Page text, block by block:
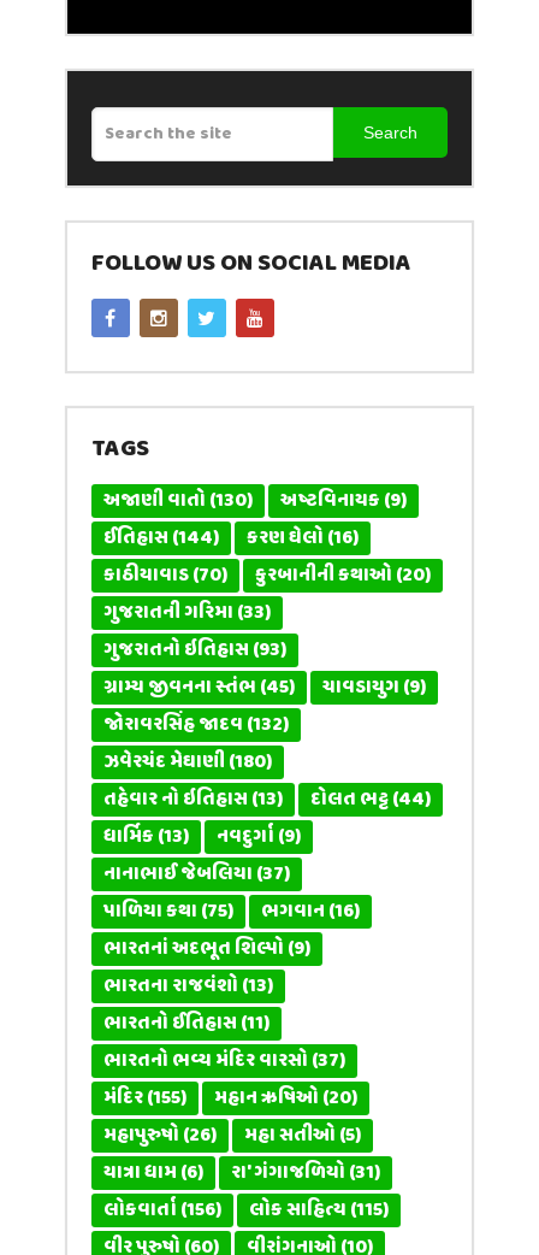
Search
FOLLOW US ON SOCIAL MEDIA
TAGS
અજાણી વાતો(130) અષ્ટવિનાયક(9)
ઈતિહાસ(144) કરણ ઘેલો(16)
કાઠીયાવાડ(70) કુરબાનીની કથાઓ(20)
ગુજરાતની ગરિમા(33)
ગુજરાતનો ઇતિહાસ(93)
ગ્રામ્ય જીવનના સ્તંભ(45) ચાવડાયુગ(9)
જોરાવરસિંહ જાદવ(132)
ઝવેરચંદ મેઘાણી(180)
તહેવાર નો ઇતિહાસ(13) દોલત ભટ્ટ(44)
ધાર્મિક(13) નવદુર્ગા(9)
નાનાભાઈ જેબલિયા(37)
પાળિયા કથા(75) ભગવાન(16)
ભારતનાં અદભૂત શિલ્પો(9)
ભારતના રાજવંશો(13)
ભારતનો ઈતિહાસ(11)
ભારતનો ભવ્ય મંદિર વારસો(37)
મંદિર(155) મહાન ઋષિઓ(20)
મહાપુરુષો(26) મહા સતીઓ(5)
યાત્રા ધામ(6) રા' ગંગાજળિયો(31)
લોકવાર્તા(156) લોક સાહિત્ય(115)
વીર પુરુષો(60) વીરાંગનાઓ(10)